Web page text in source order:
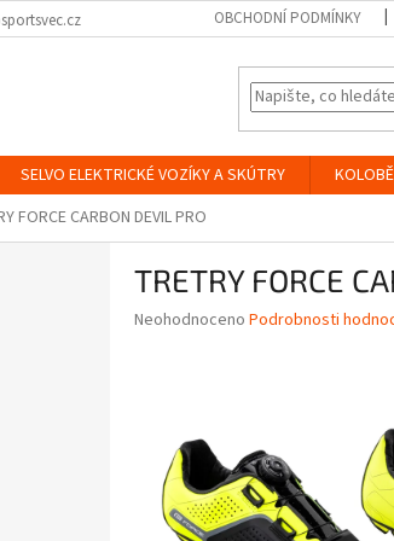
OBCHODNÍ PODMÍNKY
SELVO ELEKTRICKÉ VOZÍKY A SKÚTRY
FORCE CARBON DEVIL PRO
TRETRY FORCE
Průměrné
hvězdiček.
Neohodnoceno Podrobnosti